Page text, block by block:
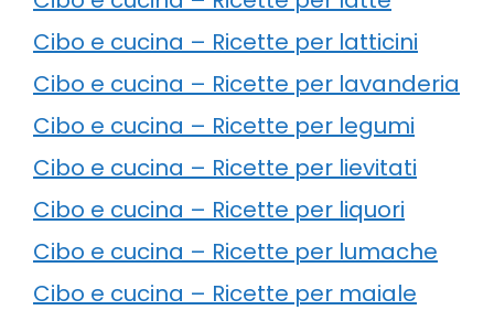
Cibo e cucina – Ricette per latticini
Cibo e cucina – Ricette per lavanderia
Cibo e cucina – Ricette per legumi
Cibo e cucina – Ricette per lievitati
Cibo e cucina – Ricette per liquori
Cibo e cucina – Ricette per lumache
Cibo e cucina – Ricette per maiale